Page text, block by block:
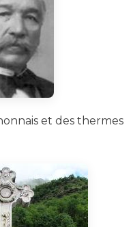
et des thermes